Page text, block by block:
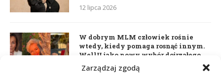
Zarządzaj zgodą
12 lipca 2026
W dobrym MLM człowiek rośnie
wtedy, kiedy pomaga rosnąć innym.
WellU jako nowy wybór dojrzałego
lidera